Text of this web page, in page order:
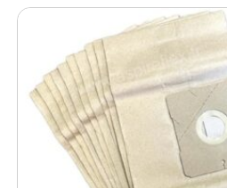
LG-GOLDSTAR
GOLDSTAR
LG-GOLDSTAR
LG-
GOLDSTAR
LG-GOLDSTAR
GOLDSTAR
LG-GOLDSTAR